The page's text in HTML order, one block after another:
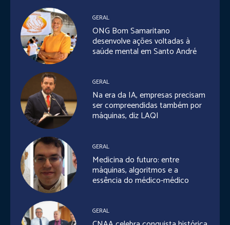
GERAL
ONG Bom Samaritano
desenvolve ações voltadas à
saúde mental em Santo André
GERAL
Na era da IA, empresas precisam
ser compreendidas também por
máquinas, diz LAQI
GERAL
Medicina do futuro: entre
máquinas, algoritmos e a
essência do médico-médico
GERAL